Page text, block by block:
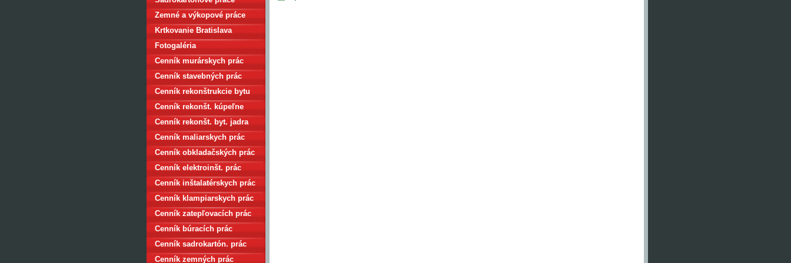
Zemné a výkopové práce
Krtkovanie Bratislava
Fotogaléria
Cenník murárskych prác
Cenník stavebných prác
Cenník rekonštrukcie bytu
Cenník rekonšt. kúpeľne
Cenník rekonšt. byt. jadra
Cenník maliarskych prác
Cenník obkladačských prác
Cenník elektroinšt. prác
Cenník inštalatérskych prác
Cenník klampiarskych prác
Cenník zatepľovacích prác
Cenník búracích prác
Cenník sadrokartón. prác
Cenník zemných prác